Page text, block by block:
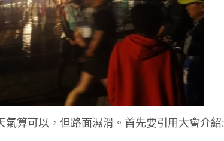
算可以，但路面濕滑。首先要引用大會介紹: